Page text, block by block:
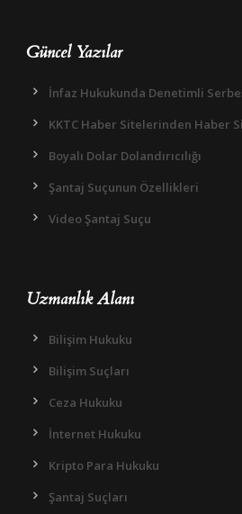
Güncel Yazılar
İnfaz Hukukunda Denetimli
KKTC Haber Sitelerinden Haber
Boyalı Dolar Dolandırıcılığı
Şantaj Suçunun Özellikleri
Video Şantaj Suçu
Uzmanlık Alanı
Bilişim Hukuku
Bilişim Suçları
Ceza Hukuku
İnternet Hukuku
Kripto Para Hukuku
Şantaj Suçları